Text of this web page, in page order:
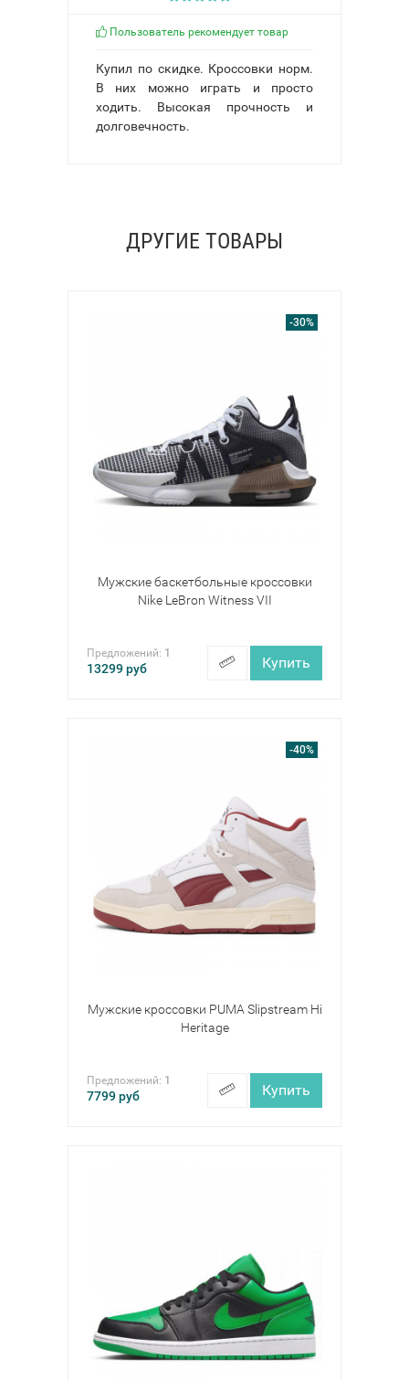
Пользователь рекомендует товар
Купил по скидке. Кроссовки норм.
В них можно играть и просто
ходить. Высокая прочность и
долговечность.
ДРУГИЕ ТОВАРЫ
-30%
Мужские баскетбольные кроссовки
Nike LeBron Witness VII
Предложений: 1
13299руб Купить
-40%
Мужские кроссовки PUMA Slipstream Hi
Heritage
Предложений: 1
7799руб Купить